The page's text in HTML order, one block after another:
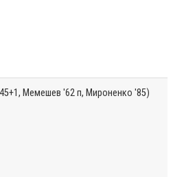
Мемешев '62 п, Мироненко '85)